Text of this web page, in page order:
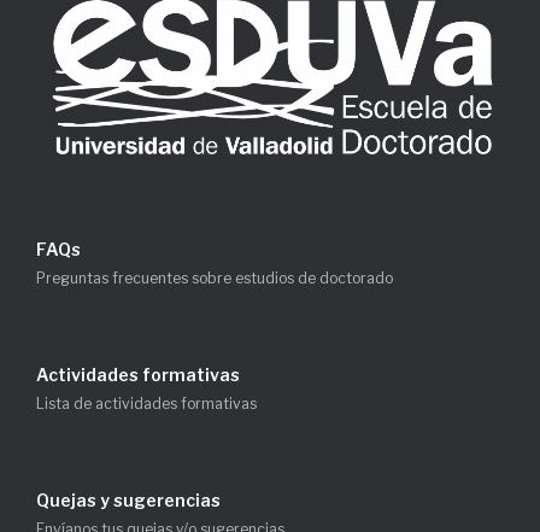
FAQs
Preguntas frecuentes sobre estudios de doctorado
Actividades formativas
Lista de actividades formativas
Quejas y sugerencias